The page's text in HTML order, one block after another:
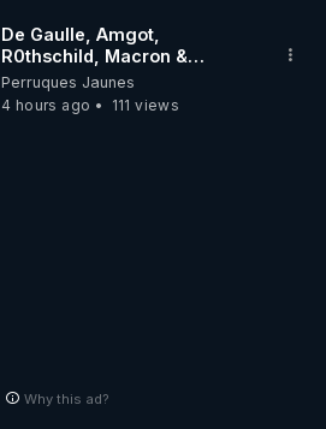
De Gaulle, Amgot,
R0thschild, Macron &
Pompidou… Macron Claude
Janvier, GPTV, 18 X 2024
Perruques Jaunes
4 hours ago
111 views
Why this ad?